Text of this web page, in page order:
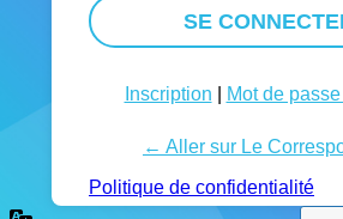
Inscription Mot de
← Aller sur Le
Politique de confidentialité